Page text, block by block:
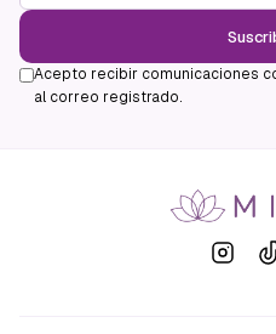
Acepto recibir comunicaciones
al correo registrado.